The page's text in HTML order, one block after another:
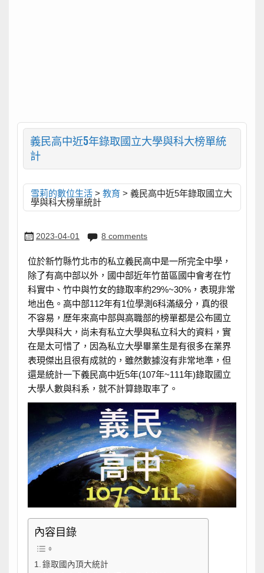
義民高中近5年錄取國立大學與科大榜單統
計
雪莉的數位生活 >教育 >義民高中近5年錄取國立大
學與科大榜單統計
2023-04-01 8 comments
位於新竹縣竹北市的私立義民高中是一所完全中學，
除了有高中部以外，國中部近年竹苗區國中會考在竹
科實中、竹中與竹女的錄取率約29%~30%，表現非常
地出色。高中部112年有1位學測6科滿級分，真的很
不容易，歷年來高中部與高職部的榜單都是公布國立
大學與科大，尚未有私立大學與私立科大的資料，實
在是太可惜了，因為私立大學畢業生是有很多在業界
表現傑出且很有成就的，雖然數據沒有非常地準，但
還是統計一下義民高中近5年(107年~111年)錄取國立
大學人數與科系，就不計算錄取率了。
內容目錄
錄取國內頂大統計